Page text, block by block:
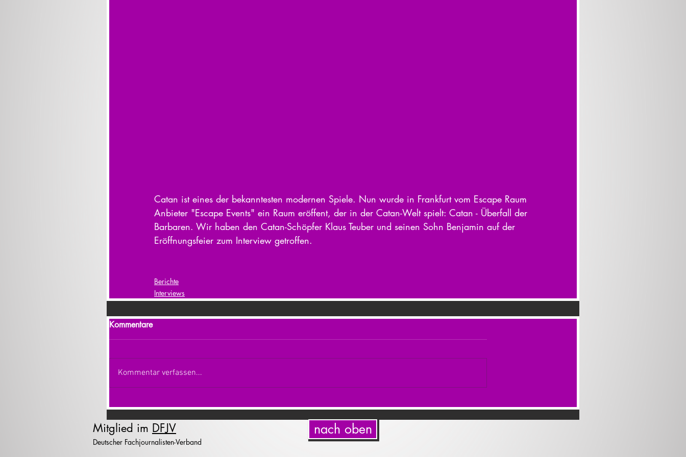
Catan ist eines der bekanntesten modernen Spiele. Nun wurde in Frankfurt vom Escape Raum
Anbieter "Escape Events" ein Raum eröffent, der in der Catan-Welt spielt: Catan - Überfall der
Barbaren. Wir haben den Catan-Schöpfer Klaus Teuber und seinen Sohn Benjamin auf der
Eröffnungsfeier zum Interview getroffen.
Berichte
Interviews
Kommentare
Kommentar verfassen...
Mitglied im DFJV
Deutscher Fachjournalisten-Verband
nach oben